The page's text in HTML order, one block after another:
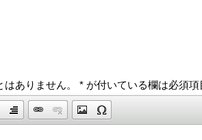
ありません。
* が付いている欄は必須項